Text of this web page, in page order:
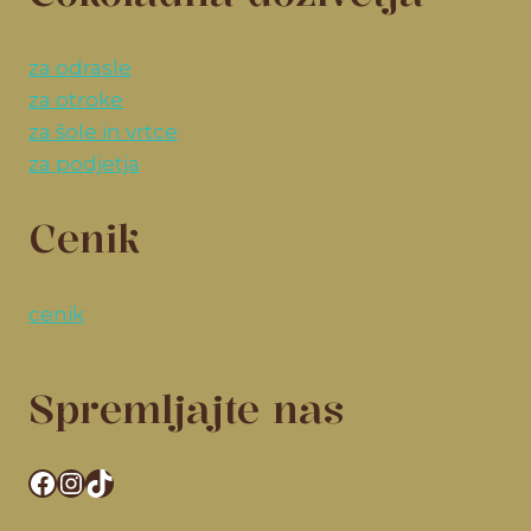
za odrasle
za otroke
za šole in vrtce
za podjetja
Cenik
cenik
Spremljajte nas
Facebook
Instagram
TikTok